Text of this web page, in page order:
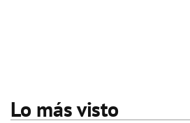
Lo más visto